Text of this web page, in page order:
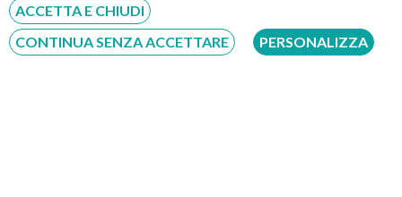
ACCETTA E CHIUDI
CONTINUA SENZA ACCETTARE
PERSONALIZZA
Fatti richiamare
Inserisci il tuo numero, ti richiameremo entro 4 ore lavorative: